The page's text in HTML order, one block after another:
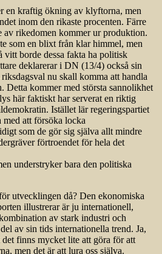
en kraftig ökning av klyftorna, men
inom den rikaste procenten. Färre
av rikedomen kommer ur produktion.
som en blixt från klar himmel, men
vitt borde dessa fakta ha politisk
deklarerar i DN (13/4) också sin
nu skall komma att handla
Detta kommer med största sannolikhet
här faktiskt har serverat en riktig
Istället lär regeringspartiet
med att försöka locka
som de gör sig själva allt mindre
förtroendet för hela det
understryker bara den politiska
utvecklingen då? Den ekonomiska
illustrerar är ju internationell,
av stark industri och
av sin tids internationella trend. Ja,
finns mycket lite att göra för att
men det är att lura oss själva.